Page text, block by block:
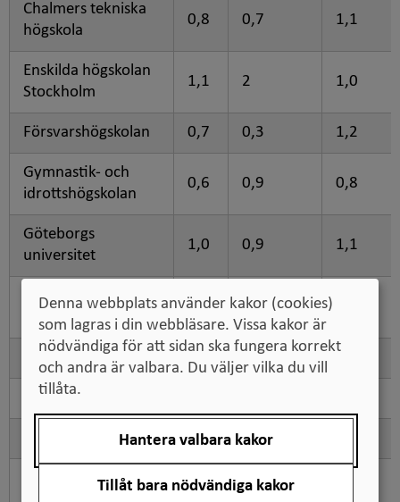
Chalmers tekniska
högskola
0,8 0,7 1,1
Enskilda högskolan
Stockholm
1,1 2 1,0
Försvarshögskolan 0,7 0,3 1,2
Gymnastik- och
idrottshögskolan
0,6 0,9 0,8
Göteborgs
universitet
1,0 0,9 1,1
Handelshögskolan i
Stockholm
0,7 0,7
Högskolan Dalarna 1.0 1,1
Högskolan i Borås
Högskolan i Gävle 1,1 1,0
Högskolan i
1,1 1,0
Denna webbplats använder kakor (cookies)
som lagras i din webbläsare. Vissa kakor är
nödvändiga för att sidan ska fungera korrekt
och andra är valbara. Du väljer vilka du vill
tillåta.
Hantera valbara kakor
Tillåt bara nödvändiga kakor